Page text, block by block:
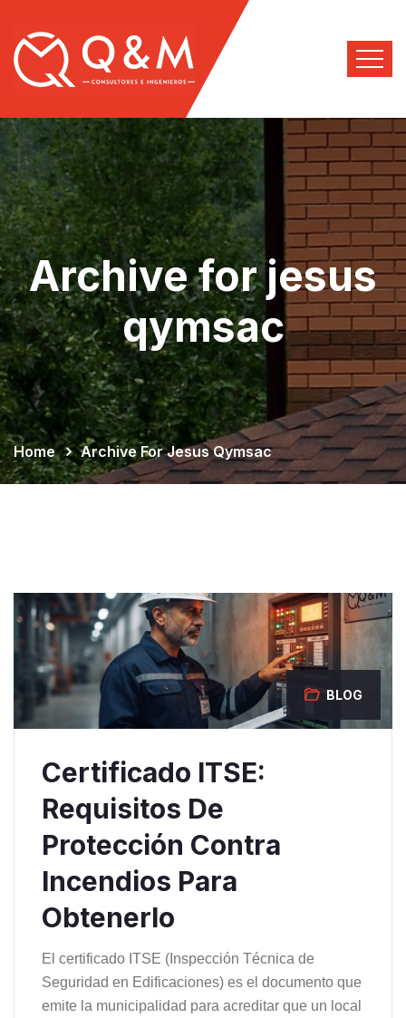
Archive for jesus
qymsac
Home Archive For Jesus Qymsac
BLOG
Certificado ITSE:
Requisitos De
Protección Contra
Incendios Para
Obtenerlo
El certificado ITSE (Inspección Técnica de
Seguridad en Edificaciones) es el documento que
emite la municipalidad para acreditar que un local